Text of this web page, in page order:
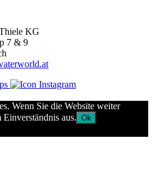
KG
7 & 9
Wenn Sie die Website weiter
aus. Ok